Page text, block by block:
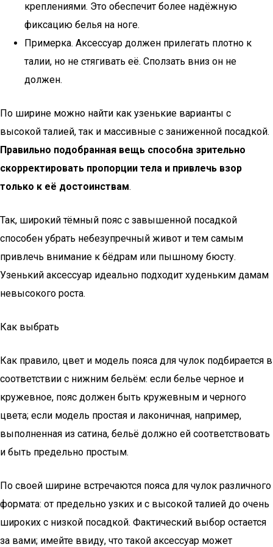
креплениями. Это обеспечит более надёжную
фиксацию белья на ноге.
Примерка. Аксессуар должен прилегать плотно к
талии, но не стягивать её. Сползать вниз он не
должен.
По ширине можно найти как узенькие варианты с
высокой талией, так и массивные с заниженной посадкой.
Правильно подобранная вещь способна зрительно
скорректировать пропорции тела и привлечь взор
только к её достоинствам.
Так, широкий тёмный пояс с завышенной посадкой
способен убрать небезупречный живот и тем самым
привлечь внимание к бёдрам или пышному бюсту.
Узенький аксессуар идеально подходит худеньким дамам
невысокого роста.
Как выбрать
Как правило, цвет и модель пояса для чулок подбирается в
соответствии с нижним бельём: если белье черное и
кружевное, пояс должен быть кружевным и черного
цвета; если модель простая и лаконичная, например,
выполненная из сатина, бельё должно ей соответствовать
и быть предельно простым.
По своей ширине встречаются пояса для чулок различного
формата: от предельно узких и с высокой талией до очень
широких с низкой посадкой. Фактический выбор остается
за вами; имейте ввиду, что такой аксессуар может